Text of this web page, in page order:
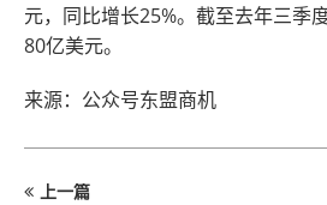
元，同比增长25%。截至去年三季
80亿美元。
来源：公众号东盟商机
上一篇